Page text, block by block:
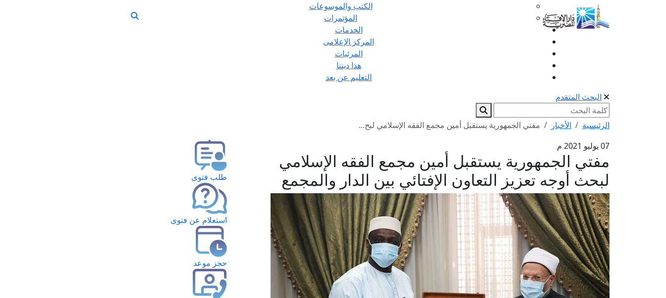
الكتب والموسوعات
المؤتمرات
الخدمات
المركز الإعلامى
المرئيات
هذا ديننا
التعليم عن بعد
البحث المتقدم
الرئيسية الأخبار
مفتي الجمهورية يستقبل أمين مجمع الفقه الإسلامي لبح...
07 يوليو 2021 م
مفتي الجمهورية يستقبل أمين مجمع الفقه الإسلامي
لبحث أوجه تعزيز التعاون الإفتائي بين الدار والمجمع
طلب فتوى
استعلام عن فتوى
حجز موعد